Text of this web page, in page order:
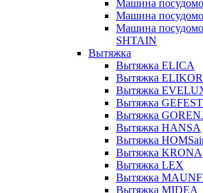
Машина
Машина
Машина
SHTAIN
Вытяжка
Вытяжка ELICA
Вытяжка ELIKOR
Вытяжка
Вытяжка GEFEST
Вытяжка
Вытяжка HANSA
Вытяжка
Вытяжка KRONA
Вытяжка LEX
Вытяжка
Вытяжка MIDEA